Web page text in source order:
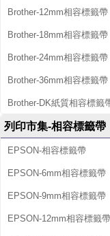
Brother-12mm相容標籤帶
Brother-18mm相容標籤帶
Brother-24mm相容標籤帶
Brother-36mm相容標籤帶
Brother-DK紙質相容標籤
列印市集-相容標籤帶
EPSON-相容標籤帶
EPSON-6mm相容標籤帶
EPSON-9mm相容標籤帶
EPSON-12mm相容標籤帶